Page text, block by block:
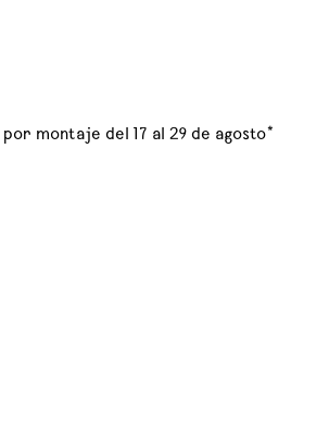
montaje del 17 al 29 de agosto*